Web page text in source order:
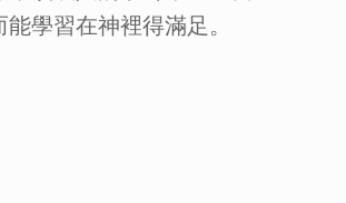
學習在神裡得滿足。